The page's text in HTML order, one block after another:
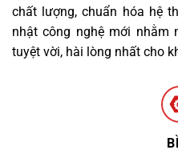
chất lượng, chuẩn hóa hệ
nhật công nghệ mới nhằm
tuyệt vời, hài lòng nhất cho